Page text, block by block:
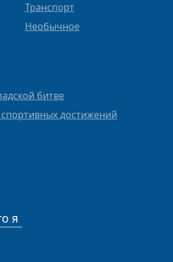
Транспорт
Необычное
битве
спортивных достижений
я